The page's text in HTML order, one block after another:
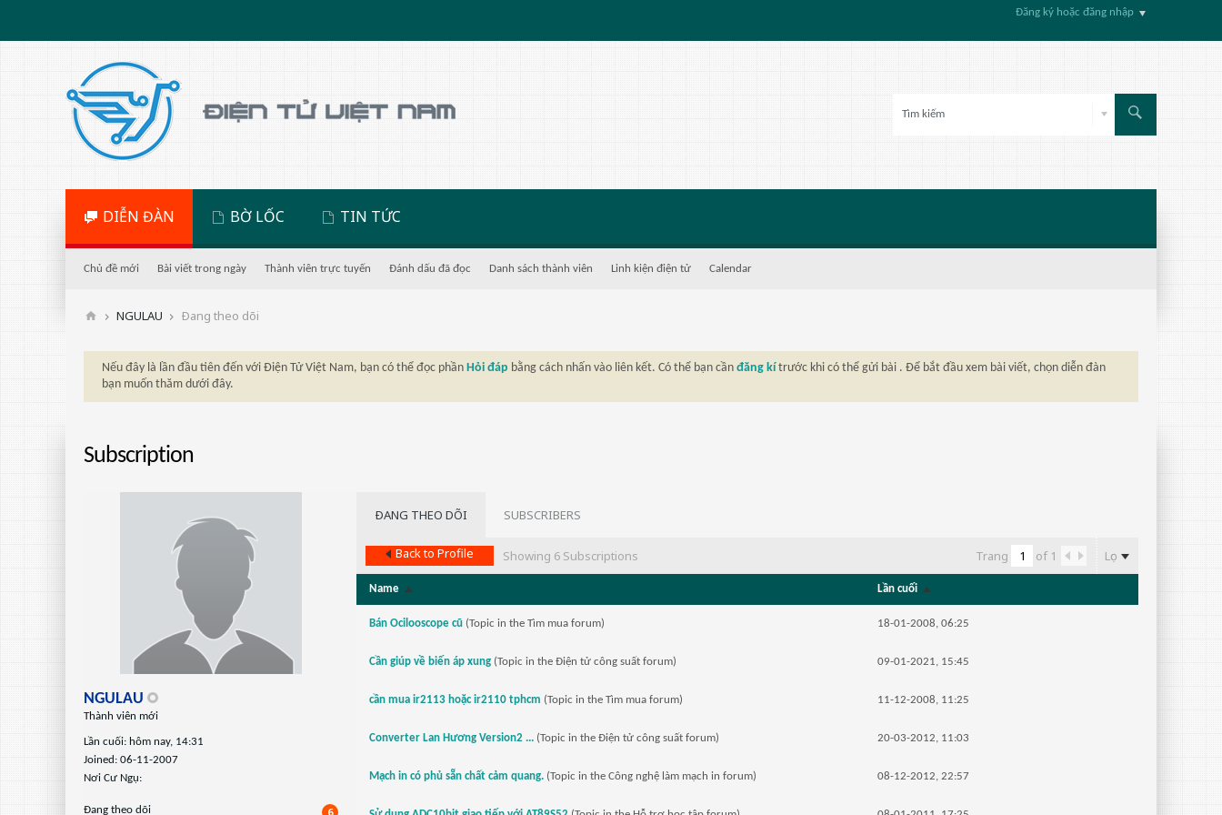
Đăng ký hoặc đăng nhập
DIỄN ĐÀN BỜ LỐC TIN TỨC
Chủ đề mới Bài viết trong ngày Thành viên trực tuyến Đánh dấu đã đọc Danh sách thành viên Linh kiện điện tử Calendar
NGULAU Ðang theo dõi
Nếu đây là lần đầu tiên đến với Điện Tử Việt Nam, bạn có thể đọc phần Hỏi đáp bằng cách nhấn vào liên kết. Có thể bạn cần đăng kí trước khi có thể gửi bài . Để bắt đầu xem bài viết, chọn diễn đàn
bạn muốn thăm dưới đây.
Subscription
NGULAU
Thành viên mới
Lần cuối: hôm nay, 14:31
Joined: 06-11-2007
Nơi Cư Ngụ:
Ðang theo dõi 6
ÐANG THEO DÕI SUBSCRIBERS
Back to Profile Showing 6 Subscriptions Trang of 1 Lọc
Name Lần cuối
Bán Ocilooscope cũ (Topic in the Tìm mua forum) 18-01-2008, 06:25
Cần giúp về biến áp xung (Topic in the Điện tử công suất forum) 09-01-2021, 15:45
cần mua ir2113 hoặc ir2110 tphcm (Topic in the Tìm mua forum) 11-12-2008, 11:25
Converter Lan Hương Version2 ... (Topic in the Điện tử công suất forum) 20-03-2012, 11:03
Mạch in có phủ sẵn chất cảm quang. (Topic in the Công nghệ làm mạch in forum) 08-12-2012, 22:57